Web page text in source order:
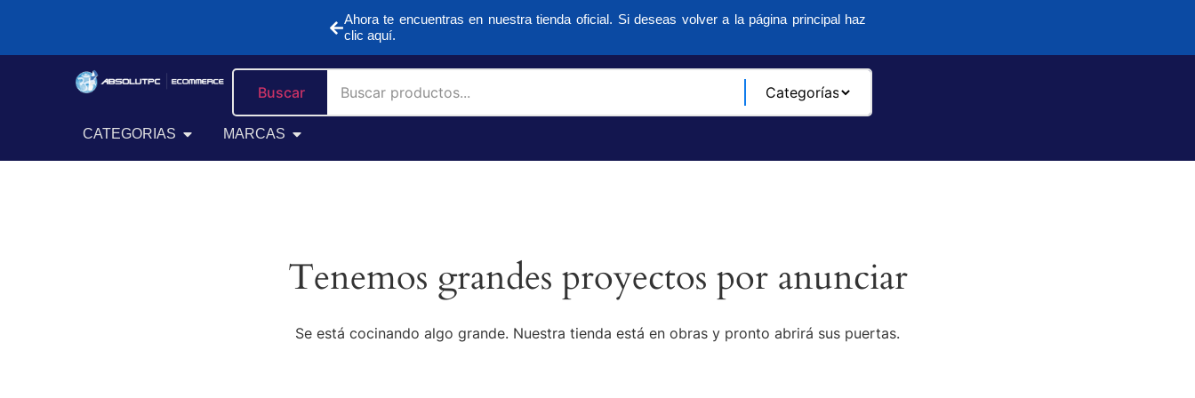
Ahora te encuentras en nuestra tienda oficial. Si deseas volver a la página principal haz
clic aquí.
CATEGORIAS MARCAS
Buscar
Tenemos grandes proyectos por anunciar
Se está cocinando algo grande. Nuestra tienda está en obras y pronto abrirá sus puertas.